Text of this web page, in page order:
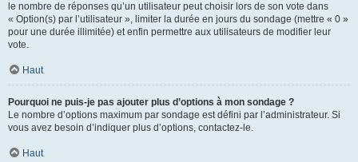
le nombre de réponses qu’un utilisateur peut choisir lors de son vote dans
« Option(s) par l’utilisateur », limiter la durée en jours du sondage (mettre « 0 »
pour une durée illimitée) et enfin permettre aux utilisateurs de modifier leur
vote.
Haut
Pourquoi ne puis-je pas ajouter plus d’options à mon sondage ?
Le nombre d’options maximum par sondage est défini par l’administrateur. Si
vous avez besoin d’indiquer plus d’options, contactez-le.
Haut